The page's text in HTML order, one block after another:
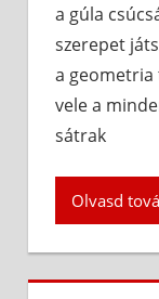
a gúla
szerepet
a geometria
vele a
sátrak
Olvasd